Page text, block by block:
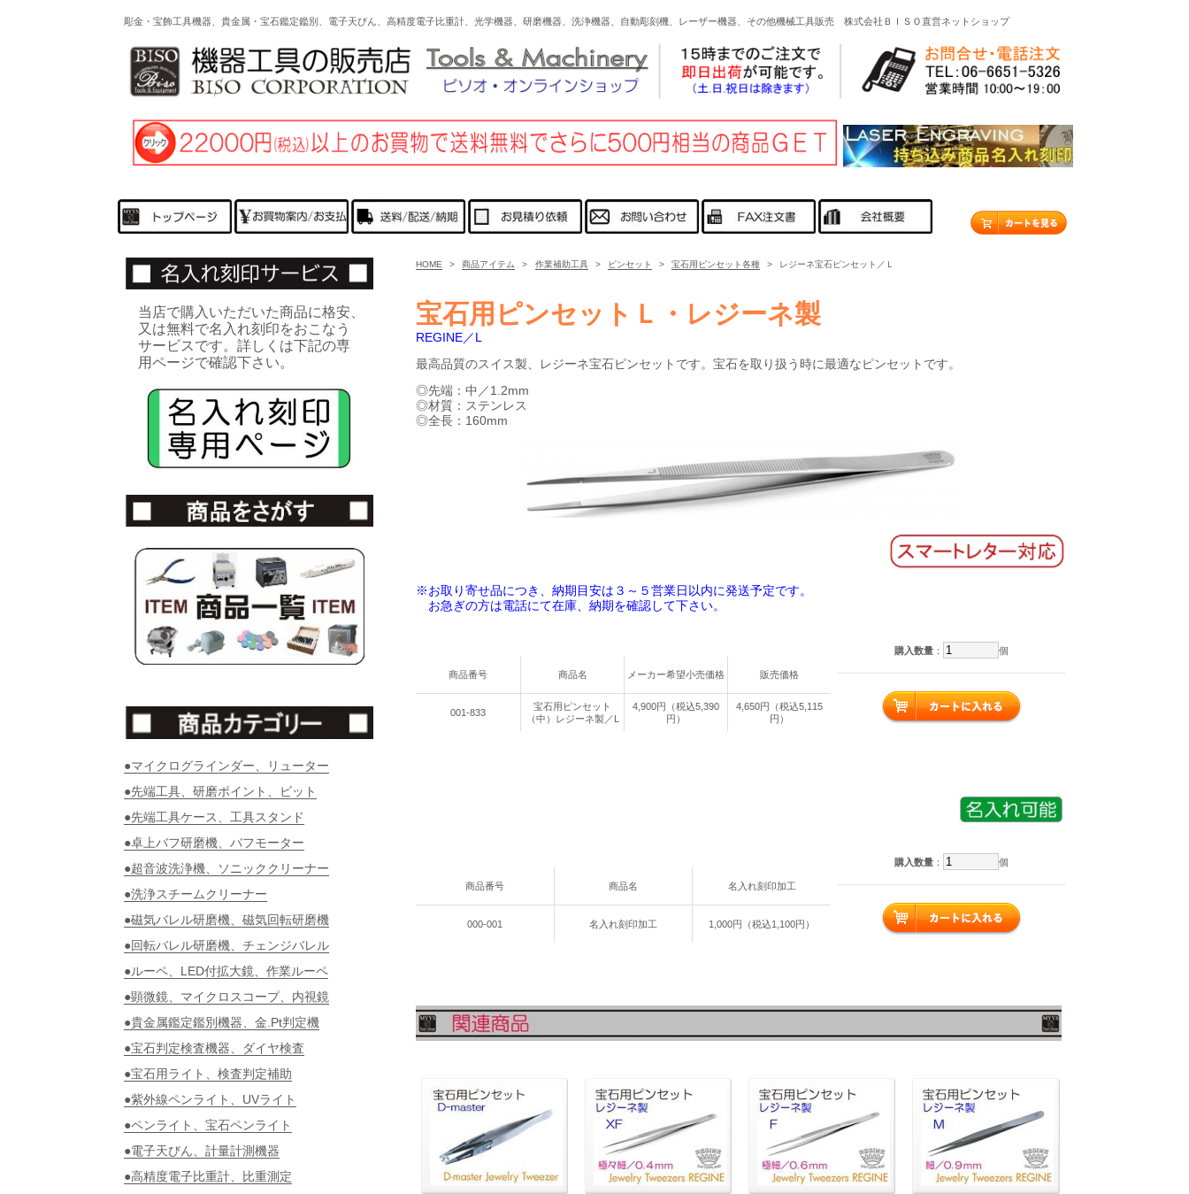
彫金・宝飾工具機器、貴金属・宝石鑑定鑑別、電子天びん、高精度電子比重計、光学機器、研磨機器、洗浄機器、自動彫刻機、レーザー機器、その他機械工具販売 株式会社ＢＩＳＯ直営ネットショップ
HOME > 商品アイテム > 作業補助工具 > ピンセット > 宝石用ピンセット各種 > レジーネ宝石ピンセット／Ｌ
宝石用ピンセットＬ・レジーネ製
REGINE／L
最高品質のスイス製、レジーネ宝石ピンセットです。宝石を取り扱う時に最適なピンセットです。
◎先端：中／1.2mm
◎材質：ステンレス
◎全長：160mm
※お取り寄せ品につき、納期目安は３～５営業日以内に発送予定です。
お急ぎの方は電話にて在庫、納期を確認して下さい。
商品番号 商品名 メーカー希望小売価格 販売価格
001-833
宝石用ピンセット
（中）レジーネ製／L
4,900円（税込5,390
円）
4,650円（税込5,115
円）
購入数量 ： 個
商品番号 商品名 名入れ刻印加工
000-001 名入れ刻印加工 1,000円（税込1,100円）
購入数量 ： 個
当店で購入いただいた商品に格安、
又は無料で名入れ刻印をおこなう
サービスです。詳しくは下記の専
用ページで確認下さい。
●マイクログラインダー、リューター
●先端工具、研磨ポイント、ビット
●先端工具ケース、工具スタンド
●卓上バフ研磨機、バフモーター
●超音波洗浄機、ソニッククリーナー
●洗浄スチームクリーナー
●磁気バレル研磨機、磁気回転研磨機
●回転バレル研磨機、チェンジバレル
●ルーペ、LED付拡大鏡、作業ルーペ
●顕微鏡、マイクロスコープ、内視鏡
●貴金属鑑定鑑別機器、金.Pt判定機
●宝石判定検査機器、ダイヤ検査
●宝石用ライト、検査判定補助
●紫外線ペンライト、UVライト
●ペンライト、宝石ペンライト
●電子天びん、計量計測機器
●高精度電子比重計、比重測定